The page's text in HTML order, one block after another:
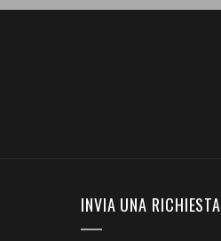
INVIA UNA RICHIESTA